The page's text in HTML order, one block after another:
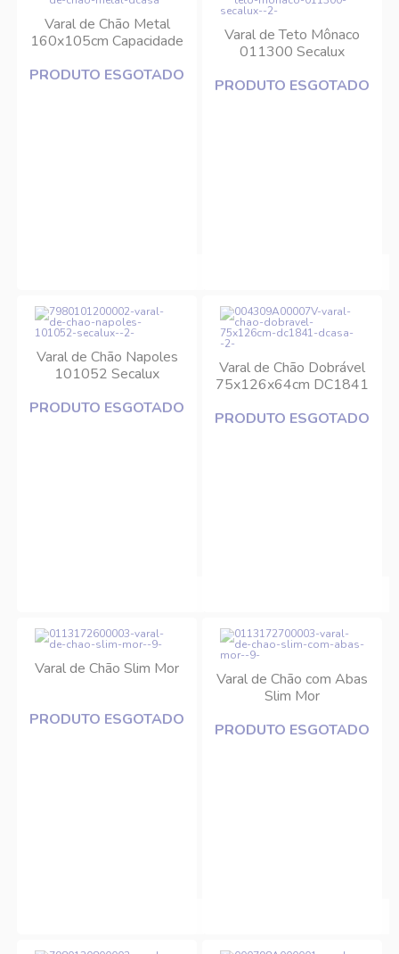
Varal de Chão Metal
160x105cm Capacidade
PRODUTO ESGOTADO
Varal de Teto Mônaco
011300 Secalux
PRODUTO ESGOTADO
Varal de Chão Napoles
101052 Secalux
PRODUTO ESGOTADO
Varal de Chão Dobrável
75x126x64cm DC1841
PRODUTO ESGOTADO
Varal de Chão Slim Mor
PRODUTO ESGOTADO
Varal de Chão com Abas
Slim Mor
PRODUTO ESGOTADO